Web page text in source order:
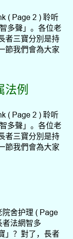
( Page 2 ) 聆听
多聲」。各位老
者三寶分別是持
節我們會為大家
法例
( Page 2 ) 聆听
多聲」。各位老
者三寶分別是持
節我們會為大家
院舍护理 ( Page
法網智多
」？對了，長者